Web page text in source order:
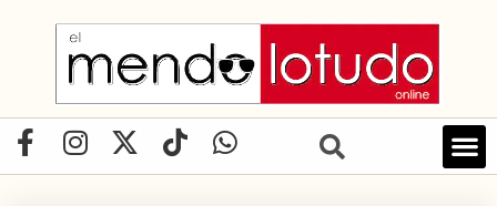
contenido
F
a
I
n
X
-
T
i
W
h